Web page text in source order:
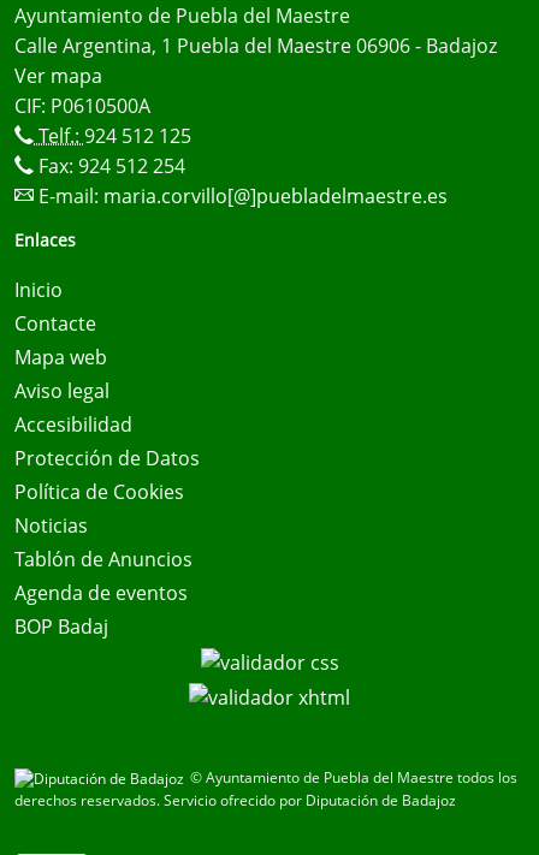
Ayuntamiento de Puebla del Maestre
Calle Argentina, 1 Puebla del Maestre 06906 - Badajoz
Ver mapa
CIF: P0610500A
Telf.: 924 512 125
Fax: 924 512 254
E-mail: maria.corvillo[@]puebladelmaestre.es
Enlaces
Inicio
Contacte
Mapa web
Aviso legal
Accesibilidad
Protección de Datos
Política de Cookies
Noticias
Tablón de Anuncios
Agenda de eventos
BOP Badaj
© Ayuntamiento de Puebla del Maestre todos los
derechos reservados.Servicio ofrecido por Diputación de Badajoz